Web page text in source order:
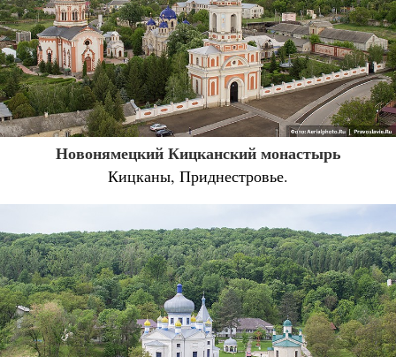
Новонямецкий Кицканский монастырь
Кицканы, Приднестровье.